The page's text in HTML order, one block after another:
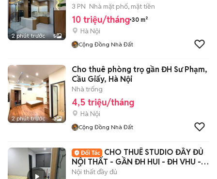
2 phút trước 5
3 PN Nhà mặt phố, mặt tiền
10 triệu/tháng 30 m²
Hà Nội
Cộng Đồng Nhà Đất
2 phút trước 3
Cho thuê phòng trọ gần ĐH Sư Phạm,
Cầu Giấy, Hà Nội
Nhà trống
4,5 triệu/tháng
Hà Nội
Cộng Đồng Nhà Đất
CHO THUÊ STUDIO ĐẦY ĐỦ
NỘI THẤT - GẦN ĐH HUI - ĐH VHU -
GẦN AEON MALL
Nội thất đầy đủ